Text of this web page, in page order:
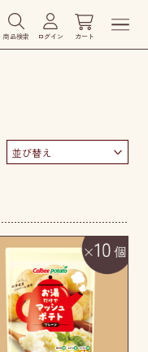
商品検索 ログイン カート